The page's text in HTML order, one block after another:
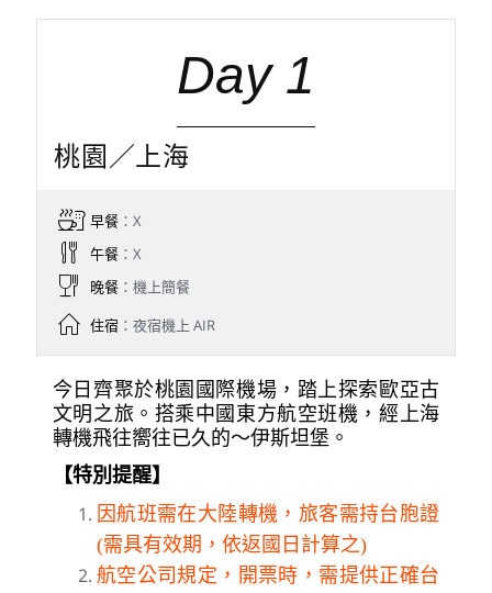
Day 1
桃園／上海
早餐：X
午餐：X
晚餐：機上簡餐
住宿：夜宿機上 AIR
今日齊聚於桃園國際機場，踏上探索歐亞古
文明之旅。搭乘中國東方航空班機，經上海
轉機飛往嚮往已久的～伊斯坦堡。
【特別提醒】
因航班需在大陸轉機，旅客需持台胞證
(需具有效期，依返國日計算之)
航空公司規定，開票時，需提供正確台